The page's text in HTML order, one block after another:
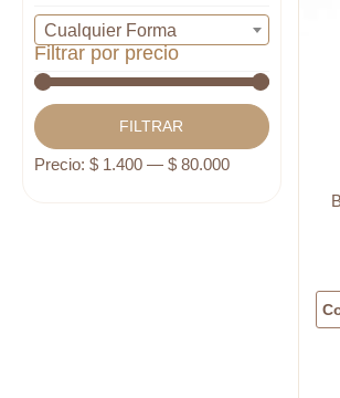
Cualquier Forma
Filtrar por precio
Precio
mínimo
Precio
máximo
FILTRAR
Precio: $ 1.400 — $ 80.000